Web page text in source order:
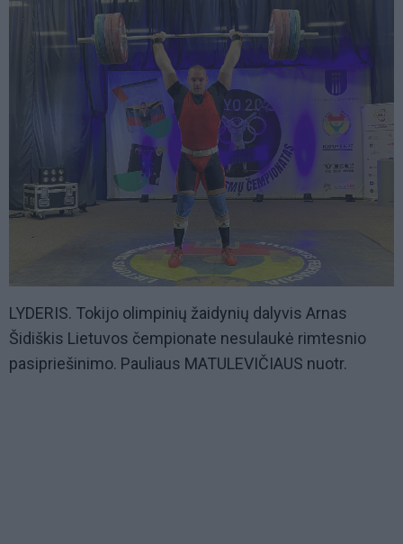
LYDERIS. Tokijo olimpinių žaidynių dalyvis Arnas
Šidiškis Lietuvos čempionate nesulaukė rimtesnio
pasipriešinimo. Pauliaus MATULEVIČIAUS nuotr.